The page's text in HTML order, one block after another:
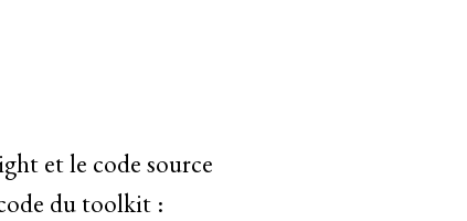
et le code source
du toolkit :